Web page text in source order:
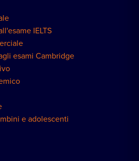
IELTS
esami Cambridge
e adolescenti